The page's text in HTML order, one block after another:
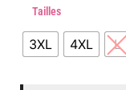
Tailles
3XL 4XL L